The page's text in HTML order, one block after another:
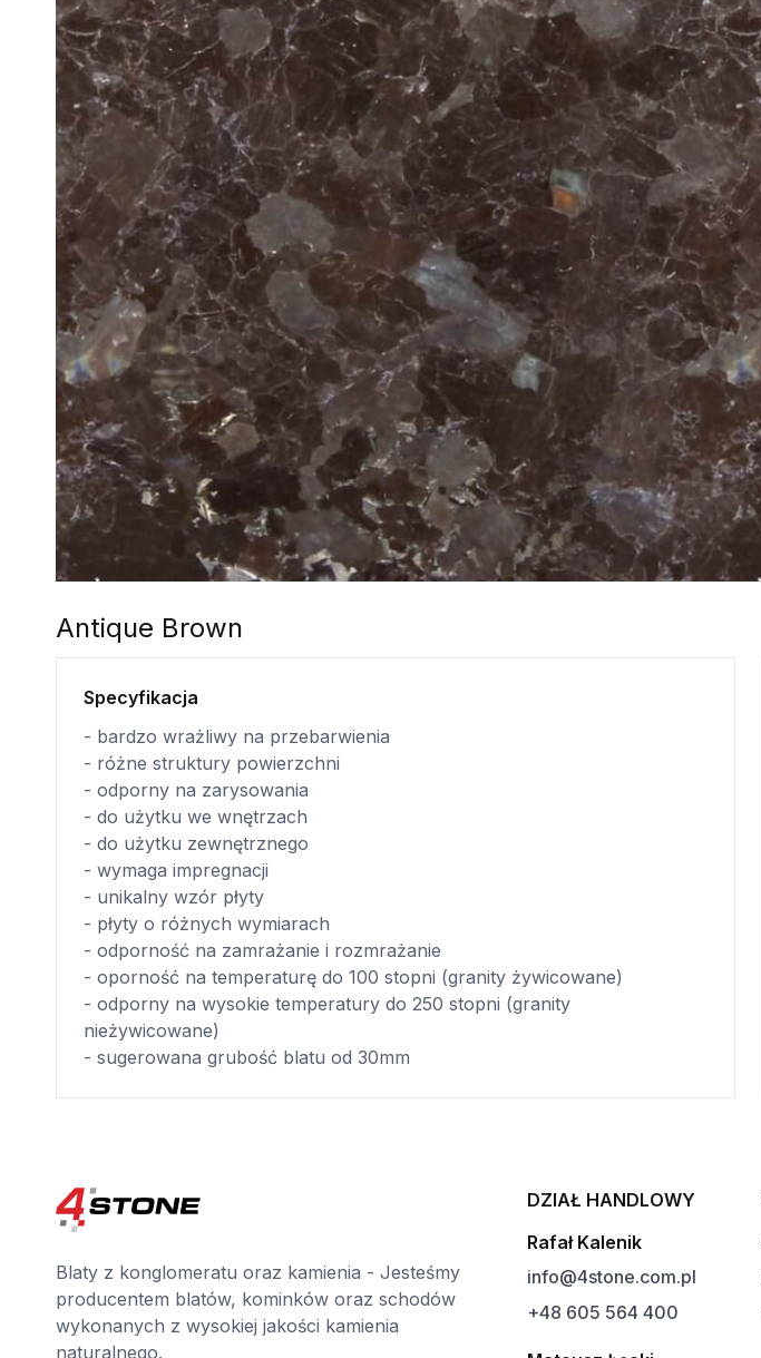
Antique Brown
Specyfikacja
- bardzo wrażliwy na przebarwienia
- różne struktury powierzchni
- odporny na zarysowania
- do użytku we wnętrzach
- do użytku zewnętrznego
- wymaga impregnacji
- unikalny wzór płyty
- płyty o różnych wymiarach
- odporność na zamrażanie i rozmrażanie
- oporność na temperaturę do 100 stopni (granity żywicowane)
- odporny na wysokie temperatury do 250 stopni (granity
nieżywicowane)
- sugerowana grubość blatu od 30mm
Blaty z konglomeratu oraz kamienia - Jesteśmy
producentem blatów, kominków oraz schodów
wykonanych z wysokiej jakości kamienia
naturalnego.
DZIAŁ HANDLOWY
Rafał Kalenik
info@4stone.com.pl
+48 605 564 400